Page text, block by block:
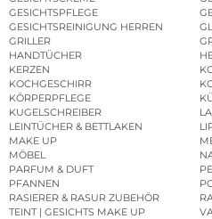
GESICHTSPFLEGE
GESICHTSREINIGUNG HERREN
GRILLER
HANDTÜCHER
KERZEN
KOCHGESCHIRR
KÖRPERPFLEGE
KUGELSCHREIBER
LEINTÜCHER & BETTLAKEN
MAKE UP
MÖBEL
PARFUM & DUFT
PFANNEN
RASIERER & RASUR ZUBEHÖR
TEINT | GESICHTS MAKE UP